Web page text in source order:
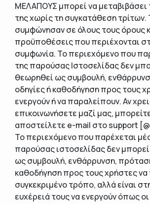
ΜΕΛΑΠΟΥΣ μπορεί να μεταβιβάσει
της χωρίς τη συγκατάθεση τρίτων.
συμφώνησαν σε όλους τους όρους
προϋποθέσεις που περιέχονται
συμφωνία. Το περιεχόμενο που
της παρούσας Ιστοσελίδας δεν
θεωρηθεί ως συμβουλή,
οδηγίες ή καθοδήγηση προς τους
ενεργούν ή να παραλείπουν. Αν
επικοινωνήσετε μαζί μας,
αποστείλετε e-mail στο support
Το περιεχόμενο που παρέχεται
παρούσας ιστοσελίδας δεν
ως συμβουλή, ενθάρρυνση,
καθοδήγηση προς τους χρήστες
συγκεκριμένο τρόπο, αλλά είναι
ευχέρειά τους να ενεργούν όπως οι